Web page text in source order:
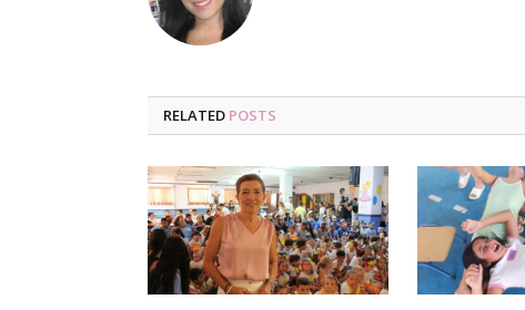
RELATED POSTS